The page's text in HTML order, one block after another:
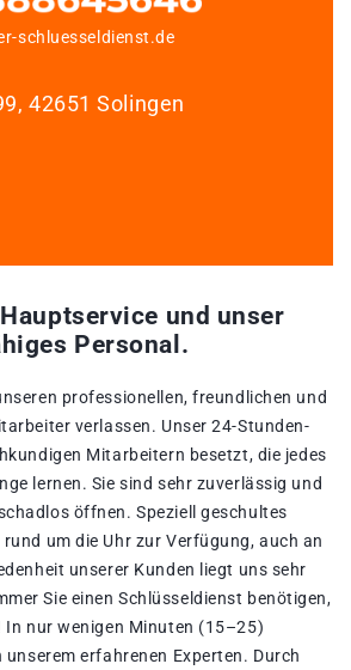
schluesseldienst.de
42651 Solingen
und unser
Personal.
professionellen, freundlichen und
verlassen. Unser 24-Stunden-
Mitarbeitern besetzt, die jedes
lernen. Sie sind sehr zuverlässig und
öffnen. Speziell geschultes
um die Uhr zur Verfügung, auch an
unserer Kunden liegt uns sehr
Sie einen Schlüsseldienst benötigen,
In nur wenigen Minuten (15–25)
erfahrenen Experten. Durch